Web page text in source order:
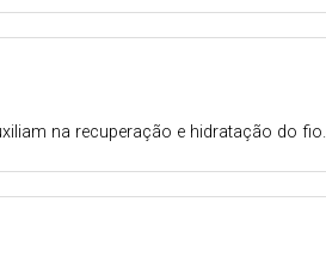
na recuperação e hidratação do fio.